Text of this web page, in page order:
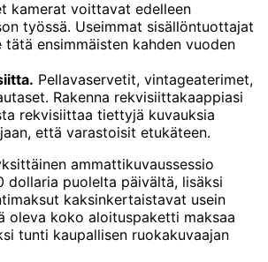
kamerat voittavat edelleen
työssä. Useimmat sisällöntuottajat
ensimmäisten kahden vuoden
Pellavaservetit, vintageaterimet,
Rakenna rekvisiittakaappiasi
rekvisiittaa tiettyjä kuvauksia
että varastoisit etukäteen.
ammattikuvaussessio
dollaria puolelta päivältä, lisäksi
kaksinkertaistavat usein
oleva koko aloituspaketti maksaa
tunti kaupallisen ruokakuvaajan